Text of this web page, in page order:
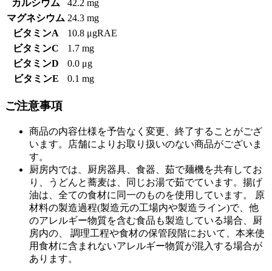
カルシウム
42.2 mg
マグネシウム 24.3 mg
ビタミンA
10.8 μgRAE
ビタミンC
1.7 mg
ビタミンD
0.0 μg
ビタミンE
0.1 mg
ご注意事項
商品の内容仕様を予告なく変更、終了することがござ
います。店舗によりお取り扱いのない商品がございま
す。
厨房内では、厨房器具、食器、茹で麺機を共有してお
り、うどんと蕎麦は、同じお湯で茹でています。揚げ
油は、全ての食材に同一のものを使用しています。 原
材料の製造過程(製造元の工場内や製造ライン)で、他
のアレルギー物質を含む食品も製造している場合、厨
房内の、 調理工程や食材の保管段階において、本来使
用食材に含まれないアレルギー物質が混入する場合が
あります。